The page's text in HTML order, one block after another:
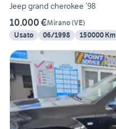
Jeep grand cherokee ‘98
10.000 €Mirano(VE)
Usato
06/1998 150000 Km